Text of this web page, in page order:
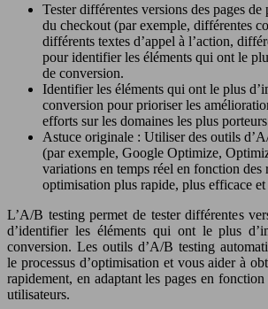
Tester différentes versions des pages
du checkout (par exemple, différentes
différents textes d’appel à l’action,
pour identifier les éléments qui ont le
de conversion.
Identifier les éléments qui ont le plus
conversion pour prioriser les
efforts sur les domaines les plus
Astuce originale : Utiliser des outils
(par exemple, Google Optimize,
variations en temps réel en fonction des
optimisation plus rapide, plus efficace et
L’A/B testing permet de tester différentes
d’identifier les éléments qui ont le plus
conversion. Les outils d’A/B testing
le processus d’optimisation et vous aider à
rapidement, en adaptant les pages en
utilisateurs.